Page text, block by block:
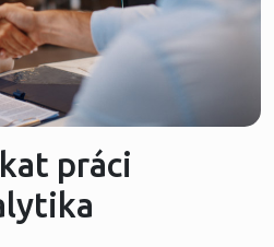
práci